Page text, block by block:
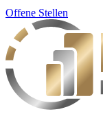
Offene Stellen